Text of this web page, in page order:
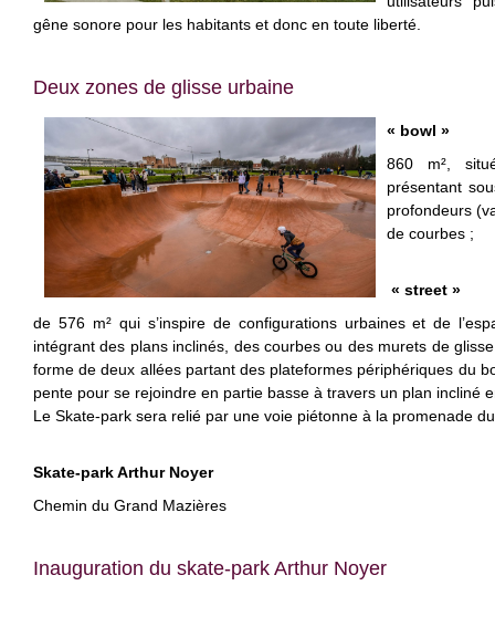
gêne sonore pour les habitants et donc en toute liberté.
Deux zones de glisse urbaine
« bowl »
860 m²,
présentant
profondeurs
de courbes ;
« street »
de 576 m² qui s’inspire de configurations urbaines et de
intégrant des plans inclinés, des courbes ou des murets de
forme de deux allées partant des plateformes périphériques du
pente pour se rejoindre en partie basse à travers un plan incliné
Le Skate-park sera relié par une voie piétonne à la promenade
Skate-park Arthur Noyer
Chemin du Grand Mazières
Inauguration du skate-park Arthur Noyer